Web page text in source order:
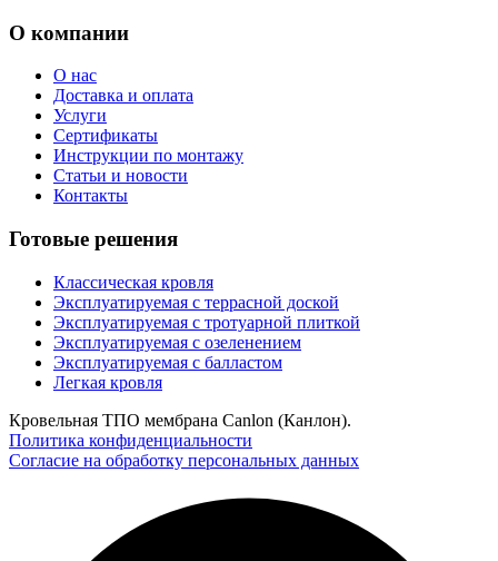
О компании
О нас
Доставка и оплата
Услуги
Сертификаты
Инструкции по монтажу
Статьи и новости
Контакты
Готовые решения
Классическая кровля
Эксплуатируемая с террасной доской
Эксплуатируемая с тротуарной плиткой
Эксплуатируемая с озеленением
Эксплуатируемая с балластом
Легкая кровля
Кровельная ТПО мембрана Canlon (Канлон).
Политика конфиденциальности
Согласие на обработку персональных данных